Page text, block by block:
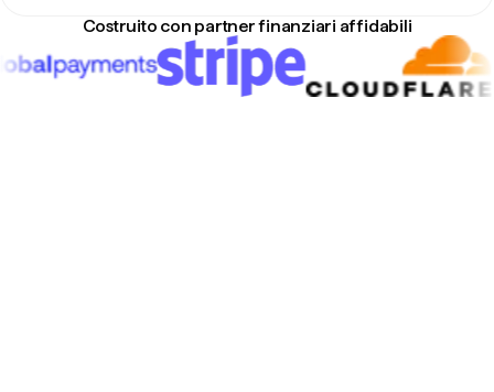
Costruito con partner finanziari affidabili